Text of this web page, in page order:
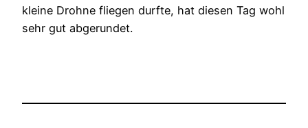
kleine Drohne fliegen durfte, hat diesen Tag wohl
sehr gut abgerundet.